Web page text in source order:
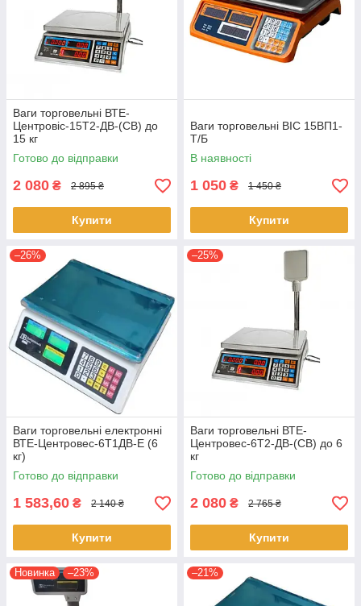
Ваги торговельні ВТЕ-
Центровіс-15Т2-ДВ-(СВ) до
15 кг
Готово до відправки
2 080 ₴ 2 895 ₴
Купити
Ваги торговельні ВІС 15ВП1-
Т/Б
В наявності
1 050 ₴ 1 450 ₴
Купити
–26%
Ваги торговельні електронні
ВТЕ-Центровес-6Т1ДВ-Е (6
кг)
Готово до відправки
1 583,60 ₴ 2 140 ₴
Купити
–25%
Ваги торговельні ВТЕ-
Центровес-6Т2-ДВ-(СВ) до 6
кг
Готово до відправки
2 080 ₴ 2 765 ₴
Купити
Новинка –23% –21%